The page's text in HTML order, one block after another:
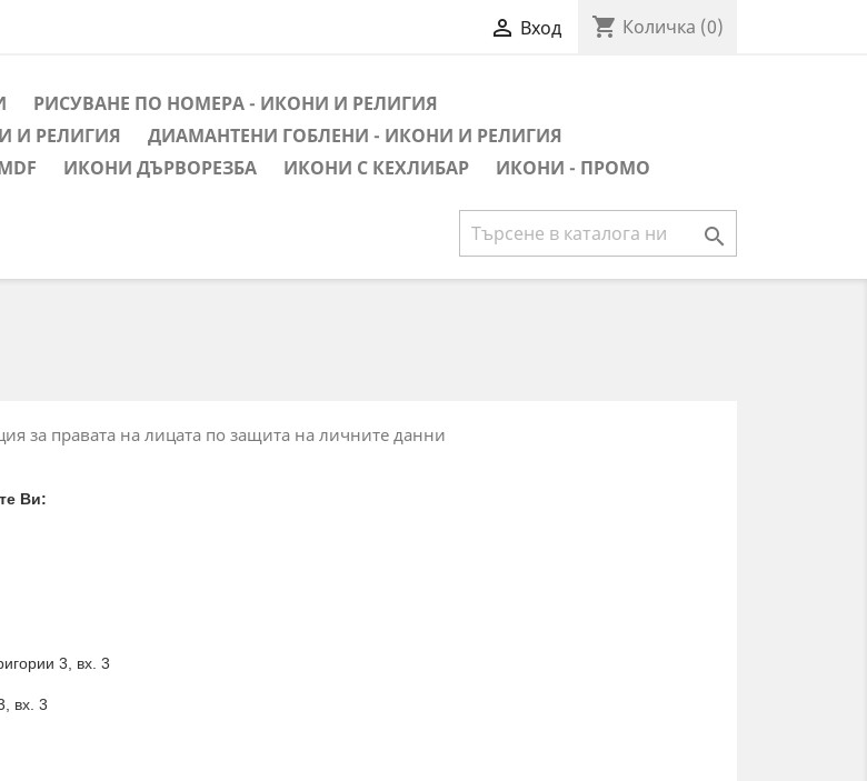
 Вход shopping_cart Количка (0)
РИСУВАНЕ ПО НОМЕРА - ИКОНИ И РЕЛИГИЯ
И РЕЛИГИЯ
ДИАМАНТЕНИ ГОБЛЕНИ - ИКОНИ И РЕЛИГИЯ
ИКОНИ ДЪРВОРЕЗБА ИКОНИ С КЕХЛИБАР ИКОНИ - ПРОМО

за правата на лицата по защита на личните данни
Ви:
3, вх. 3
вх. 3